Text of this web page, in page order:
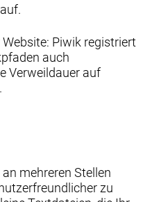
Piwik registriert
auch
Verweildauer auf
mehreren Stellen
zu